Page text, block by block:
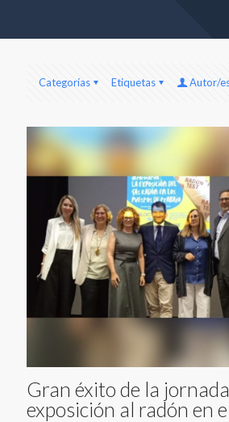
Categorías Etiquetas Autor/
Gran éxito de la
exposición al radón en